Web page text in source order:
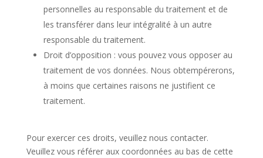
personnelles au responsable du traitement et de
les transférer dans leur intégralité à un autre
responsable du traitement.
Droit d’opposition : vous pouvez vous opposer au
traitement de vos données. Nous obtempérerons,
à moins que certaines raisons ne justifient ce
traitement.
Pour exercer ces droits, veuillez nous contacter.
Veuillez vous référer aux coordonnées au bas de cette